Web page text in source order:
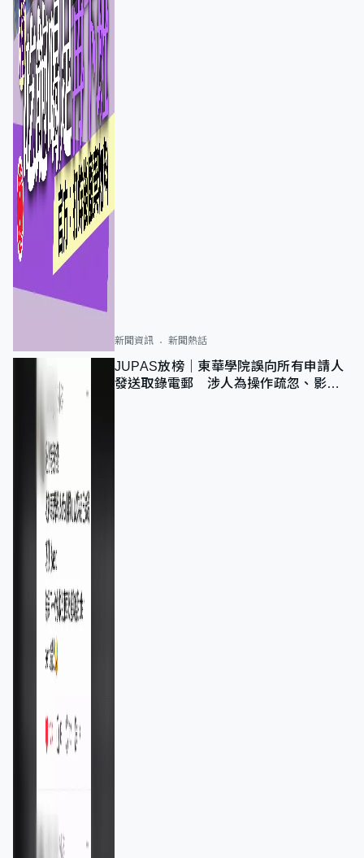
新聞資訊 新聞熱話
JUPAS放榜｜東華學院誤向所有申請人
發送取錄電郵 涉人為操作疏忽、影響